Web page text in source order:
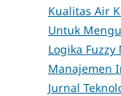
Kualitas Air
Untuk
Logika
Manajemen
Jurnal